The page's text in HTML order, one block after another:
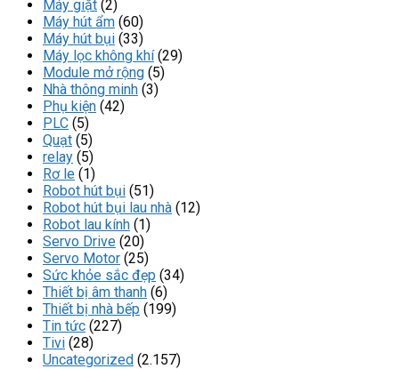
Máy giặt (2)
Máy hút ẩm (60)
Máy hút bụi (33)
Máy lọc không khí(29)
Module mở rộng (5)
Nhà thông minh (3)
Phụ kiện (42)
PLC (5)
Quạt (5)
relay (5)
Rơ le (1)
Robot hút bụi (51)
Robot hút bụi lau nhà (12)
Robot lau kính (1)
Servo Drive (20)
Servo Motor (25)
Sức khỏe sắc đẹp (34)
Thiết bị âm thanh (6)
Thiết bị nhà bếp (199)
Tin tức (227)
Tivi (28)
Uncategorized (2.157)